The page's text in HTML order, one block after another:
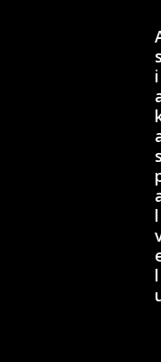
i
l
l